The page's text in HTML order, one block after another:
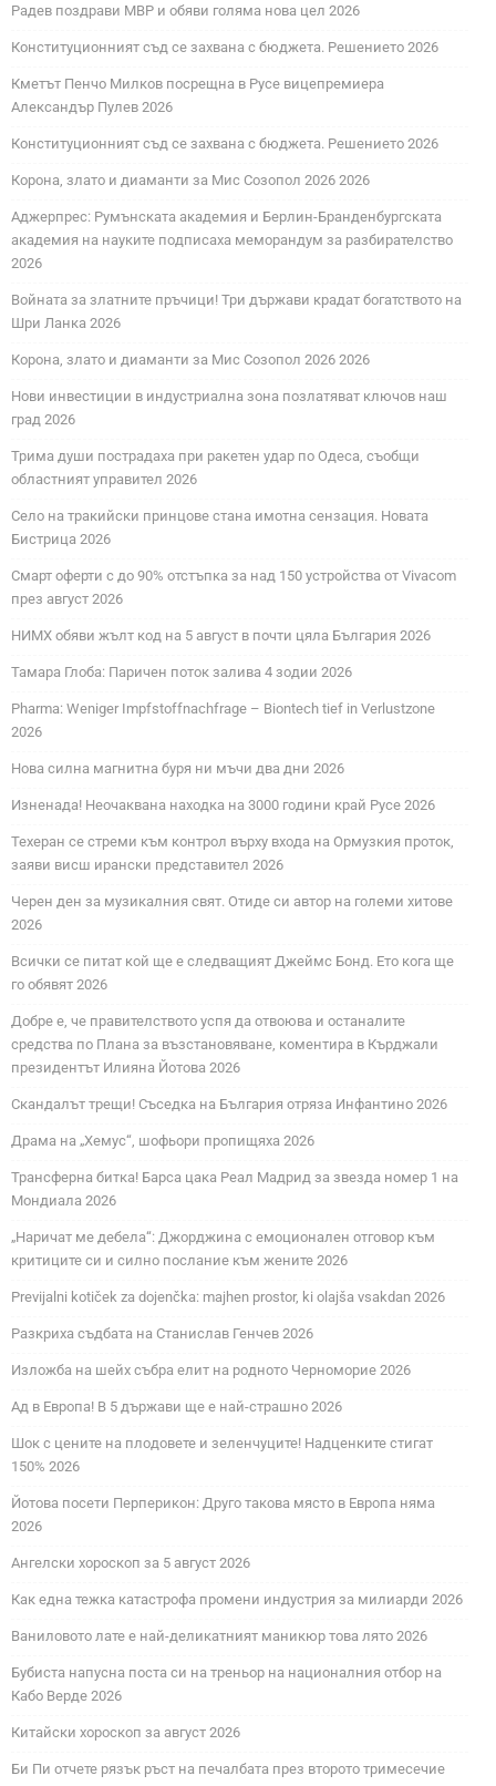
Радев поздрави МВР и обяви голяма нова цел 2026
Конституционният съд се захвана с бюджета. Решението 2026
Кметът Пенчо Милков посрещна в Русе вицепремиера
Александър Пулев 2026
Конституционният съд се захвана с бюджета. Решението 2026
Корона, злато и диаманти за Мис Созопол 2026 2026
Аджерпрес: Румънската академия и Берлин-Бранденбургската
академия на науките подписаха меморандум за разбирателство
2026
Войната за златните пръчици! Три държави крадат богатството на
Шри Ланка 2026
Корона, злато и диаманти за Мис Созопол 2026 2026
Нови инвестиции в индустриална зона позлатяват ключов наш
град 2026
Трима души пострадаха при ракетен удар по Одеса, съобщи
областният управител 2026
Село на тракийски принцове стана имотна сензация. Новата
Бистрица 2026
Смарт оферти с до 90% отстъпка за над 150 устройства от Vivacom
през август 2026
НИМХ обяви жълт код на 5 август в почти цяла България 2026
Тамара Глоба: Паричен поток залива 4 зодии 2026
Pharma: Weniger Impfstoffnachfrage – Biontech tief in Verlustzone
2026
Нова силна магнитна буря ни мъчи два дни 2026
Изненада! Неочаквана находка на 3000 години край Русе 2026
Техеран се стреми към контрол върху входа на Ормузкия проток,
заяви висш ирански представител 2026
Черен ден за музикалния свят. Отиде си автор на големи хитове
2026
Всички се питат кой ще е следващият Джеймс Бонд. Ето кога ще
го обявят 2026
Добре е, че правителството успя да отвоюва и останалите
средства по Плана за възстановяване, коментира в Кърджали
президентът Илияна Йотова 2026
Скандалът трещи! Съседка на България отряза Инфантино 2026
Драма на „Хемус“, шофьори пропищяха 2026
Трансферна битка! Барса цака Реал Мадрид за звезда номер 1 на
Мондиала 2026
„Наричат ме дебела“: Джорджина с емоционален отговор към
критиците си и силно послание към жените 2026
Previjalni kotiček za dojenčka: majhen prostor, ki olajša vsakdan 2026
Разкриха съдбата на Станислав Генчев 2026
Изложба на шейх събра елит на родното Черноморие 2026
Ад в Европа! В 5 държави ще е най-страшно 2026
Шок с цените на плодовете и зеленчуците! Надценките стигат
150% 2026
Йотова посети Перперикон: Друго такова място в Европа няма
2026
Ангелски хороскоп за 5 август 2026
Как една тежка катастрофа промени индустрия за милиарди 2026
Ваниловото лате е най-деликатният маникюр това лято 2026
Бубиста напусна поста си на треньор на националния отбор на
Кабо Верде 2026
Китайски хороскоп за август 2026
Би Пи отчете рязък ръст на печалбата през второто тримесечие